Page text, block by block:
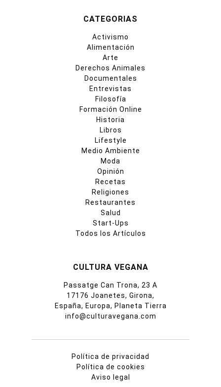
CATEGORIAS
Activismo
Alimentación
Arte
Derechos Animales
Documentales
Entrevistas
Filosofía
Formación Online
Historia
Libros
Lifestyle
Medio Ambiente
Moda
Opinión
Recetas
Religiones
Restaurantes
Salud
Start-Ups
Todos los Artículos
CULTURA VEGANA
Passatge Can Trona, 23 A
17176 Joanetes, Girona,
España, Europa, Planeta Tierra
info@culturavegana.com
Política de privacidad
Política de cookies
Aviso legal